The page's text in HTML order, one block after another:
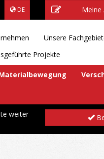
DE Meine
Unsere
Projekte
weiter